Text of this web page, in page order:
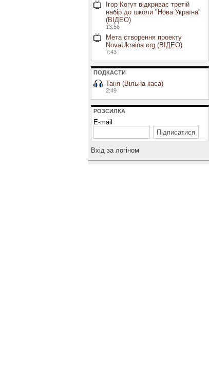
Ігор Когут відкриває третій
набір до школи "Нова Україна"
(ВІДЕО)
13:56
Мета створення проекту
NovaUkraina.org (ВІДЕО)
7:43
ПОДКАСТИ
Таня (Вільна каса)
2:49
РОЗСИЛКА
E-mail
Вхiд за логiном